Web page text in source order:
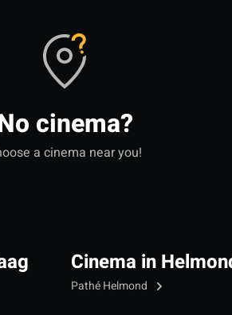
cinema?
a cinema near you!
Cinema in
Pathé Helmond